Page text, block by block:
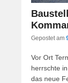
Gepostet am
Vor Ort
herrschte
das neue